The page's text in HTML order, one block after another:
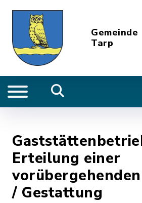
Gemeinde
Tarp
Erteilung einer
/ Gestattung